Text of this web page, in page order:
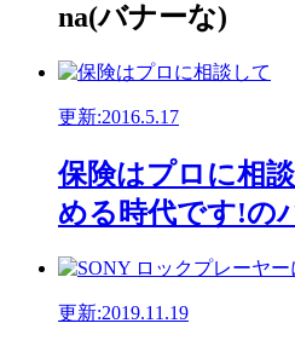
na(バナーな)
更新:2016.5.17
保険はプロに相
める時代です!の
更新:2019.11.19